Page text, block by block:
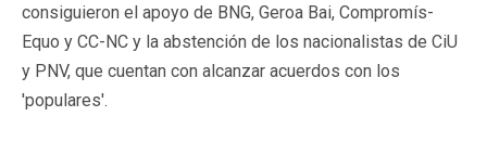
consiguieron el apoyo de BNG, Geroa Bai, Compromís-
Equo y CC-NC y la abstención de los nacionalistas de CiU
y PNV, que cuentan con alcanzar acuerdos con los
'populares'.